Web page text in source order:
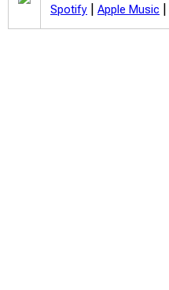
Spotify
Apple Music